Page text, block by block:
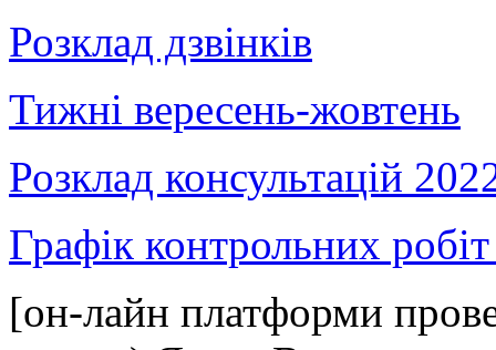
Розклад дзвінків
Тижні вересень-жовтень
Розклад консультацій
Графік контрольних
[он-лайн платформи